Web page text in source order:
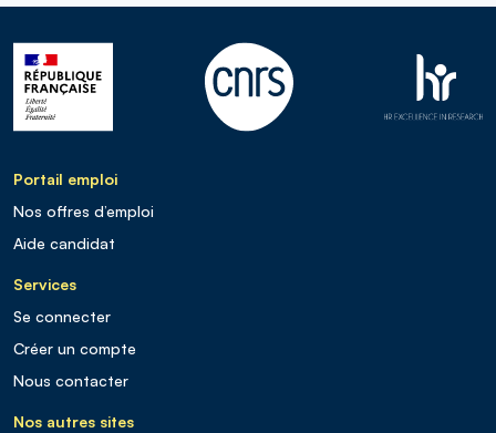
Portail emploi
Nos offres d’emploi
Aide candidat
Services
Se connecter
Créer un compte
Nous contacter
Nos autres sites